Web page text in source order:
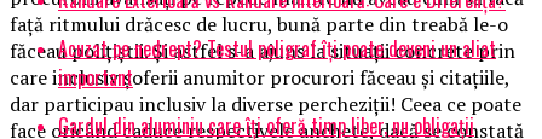
față ritmului drăcesc de lucru, bună parte din treabă le-o
făceau polițiștii. Și astfel s-a ajuns la situații concrete prin
care inclusiv șoferii anumitor procurori făceau și citațiile,
dar participau inclusiv la diverse percheziții! Ceea ce poate
face oricând caduce respectivele anchete, dacă se constată
Acuzat pe nedrept? Testul poligraf îţi poate deveni un aliat
important
Gardul din aluminiu care îți oferă timp liber, nu obligații